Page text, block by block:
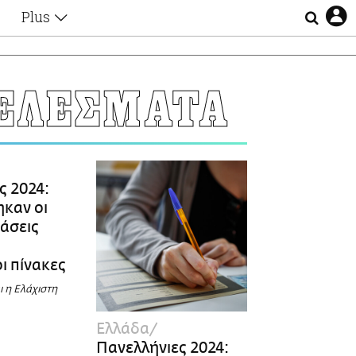
Plus
Αφιερώματα
Ζώδια
Απώλειες
Lgbtqi+
Επιλογές
2024:
οι
πίνακες
η Ελάχιστη
Ελλάδα
Πανελλήνιες 2024: